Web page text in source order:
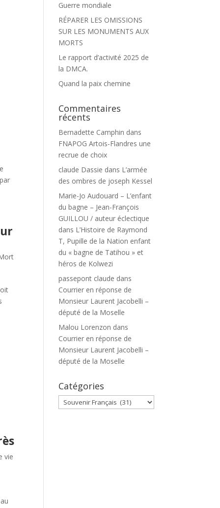
vie
Guerre mondiale
RÉPARER LES OMISSIONS
SUR LES MONUMENTS AUX
MORTS
Le rapport d’activité 2025 de
la DMCA.
Quand la paix chemine
Commentaires
récents
Bernadette Camphin dans
FNAPOG Artois-Flandres une
recrue de choix
claude Dassie dans L’armée
des ombres de joseph Kessel
Marie-Jo Audouard – L’enfant
du bagne – Jean-François
GUILLOU / auteur éclectique
dans L’Histoire de Raymond
T, Pupille de la Nation enfant
du « bagne de Tatihou » et
héros de Kolwezi
passepont claude dans
Courrier en réponse de
Monsieur Laurent Jacobelli –
député de la Moselle
Malou Lorenzon dans
Courrier en réponse de
Monsieur Laurent Jacobelli –
député de la Moselle
Catégories
Catégories